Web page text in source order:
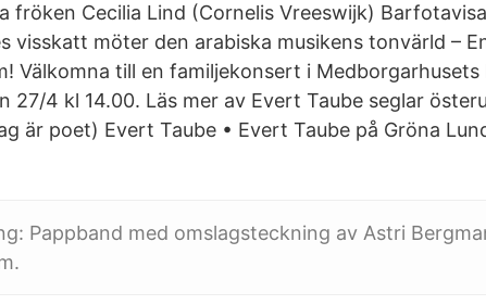
fröken Cecilia Lind (Cornelis Vreeswijk)
visskatt möter den arabiska musikens tonvärld –
Välkomna till en familjekonsert i Medborgarhusets
27/4 kl 14.00. Läs mer av Evert Taube seglar
är poet) Evert Taube • Evert Taube på Gröna
Pappband med omslagsteckning av Astri